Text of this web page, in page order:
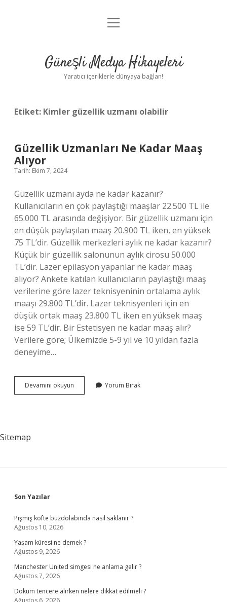
Anasayfa
Yasal Uyarı
menüyü
Güneşli Medya Hikayeleri
Yaratıcı içeriklerle dünyaya bağlan!
Etiket: Kimler güzellik uzmanı olabilir
Güzellik Uzmanları Ne Kadar Maaş
Alıyor
Tarih: Ekim 7, 2024
Güzellik uzmanı ayda ne kadar kazanır?
Kullanıcıların en çok paylaştığı maaşlar 22.500 TL ile
65.000 TL arasında değişiyor. Bir güzellik uzmanı için
en düşük paylaşılan maaş 20.900 TL iken, en yüksek
75 TL’dir. Güzellik merkezleri aylık ne kadar kazanır?
Küçük bir güzellik salonunun aylık cirosu 50.000
TL’dir. Lazer epilasyon yapanlar ne kadar maaş
alıyor? Ankete katılan kullanıcıların paylaştığı maaş
verilerine göre lazer teknisyeninin ortalama aylık
maaşı 29.800 TL’dir. Lazer teknisyenleri için en
düşük ortak maaş 23.800 TL iken en yüksek maaş
ise 59 TL’dir. Bir Estetisyen ne kadar maaş alır?
Verilere göre; Ülkemizde 5-9 yıl ve 10 yıldan fazla
deneyime…
Devamını okuyun
Uzmanları
Yorum Bırak
Sitemap
Sidebar
Son Yazılar
Pişmiş köfte buzdolabında nasıl saklanır ?
Ağustos 10, 2026
Yaşam küresi ne demek ?
Ağustos 9, 2026
Manchester United simgesi ne anlama gelir ?
Ağustos 7, 2026
Döküm tencere alırken nelere dikkat edilmeli ?
Ağustos 6, 2026